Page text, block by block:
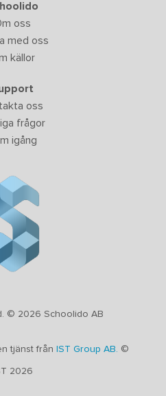
oss
med oss
källor
oss
frågor
igång
© 2026 Schoolido AB
tjänst från IST Group AB. ©
2026